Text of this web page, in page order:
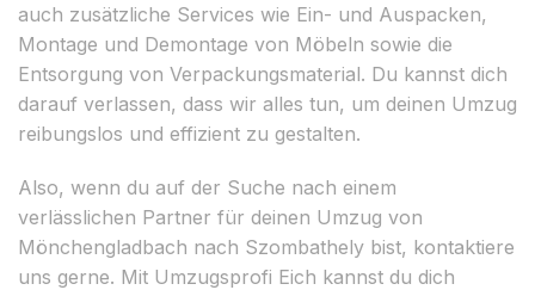
auch zusätzliche Services wie Ein- und Auspacken,
Montage und Demontage von Möbeln sowie die
Entsorgung von Verpackungsmaterial. Du kannst dich
darauf verlassen, dass wir alles tun, um deinen Umzug
reibungslos und effizient zu gestalten.
Also, wenn du auf der Suche nach einem
verlässlichen Partner für deinen Umzug von
Mönchengladbach nach Szombathely bist, kontaktiere
uns gerne. Mit Umzugsprofi Eich kannst du dich